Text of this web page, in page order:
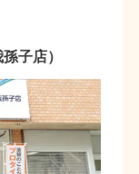
子店）